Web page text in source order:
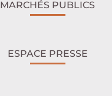
MARCHÉS PUBLICS
ESPACE PRESSE